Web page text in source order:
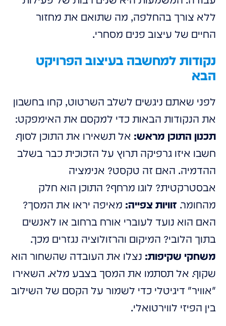
ללא צורך בהחלפה, מה שתואם את מחזור
החיים של עיצוב פנים מסחרי.
נקודות למחשבה בעיצוב הפרויקט
הבא
לפני שאתם ניגשים לשלב השרטוט, קחו בחשבון
את הנקודות הבאות כדי למקסם את האימפקט:
תכנון התוכן מראש: אל תשאירו את התוכן לסוף.
חשבו איזו גרפיקה תרוץ על הזכוכית כבר בשלב
ההדמיה. האם זה טקסט? אנימציה
אבסטרקטית? לוגו מרחף? התוכן הוא חלק
מהחומר. זוויות צפייה: מאיפה יראו את המסך?
האם הוא נועד לעוברי אורח ברחוב או לאנשים
בתוך הלובי? המיקום והרזולוציה נגזרים מכך.
משחקי שקיפות: נצלו את העובדה שהשחור הוא
שקוף. אל תסתמו את המסך בצבע מלא. השאירו
"אוויר" דיגיטלי כדי לשמור על הקסם של השילוב
בין הפיזי לווירטואלי.